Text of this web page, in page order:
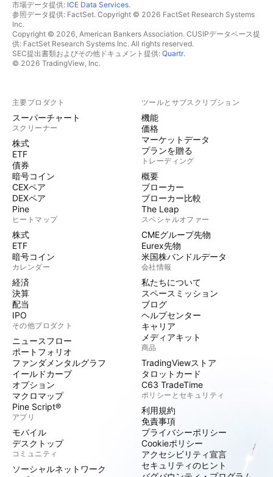
市場データ提供: ICE Data Services.
参照データ提供: FactSet. Copyright © 2026 FactSet Research Systems
Inc.
Copyright © 2026, American Bankers Association. CUSIPデータベース提
供: FactSet Research Systems Inc. All rights reserved.
SEC提出書類およびその他ドキュメント提供: Quartr.
© 2026 TradingView, Inc.
主要プロダクト
スーパーチャート
スクリーナー
株式
ETF
債券
暗号コイン
CEXペア
DEXペア
Pine
ヒートマップ
株式
ETF
暗号コイン
カレンダー
経済
決算
配当
IPO
その他プロダクト
ニュースフロー
ポートフォリオ
ファンダメンタルグラフ
イールドカーブ
オプション
マクロマップ
Pine Script®
アプリ
モバイル
デスクトップ
コミュニティ
ソーシャルネットワーク
ツールとサブスクリプション
機能
価格
マーケットデータ
プランを贈る
トレーディング
概要
ブローカー
ブローカー比較
The Leap
スペシャルオファー
CMEグループ先物
Eurex先物
米国株バンドルデータ
会社情報
私たちについて
スペースミッション
ブログ
ヘルプセンター
キャリア
メディアキット
商品
TradingViewストア
タロットカード
C63 TradeTime
ポリシーとセキュリティ
利用規約
免責事項
プライバシーポリシー
Cookieポリシー
アクセシビリティ宣言
セキュリティのヒント